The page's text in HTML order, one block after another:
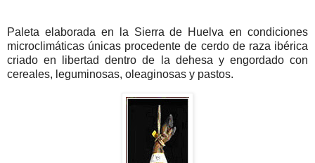
Paleta elaborada en la Sierra de Huelva en condiciones
microclimáticas únicas procedente de cerdo de raza ibérica
criado en libertad dentro de la dehesa y engordado con
cereales, leguminosas, oleaginosas y pastos.